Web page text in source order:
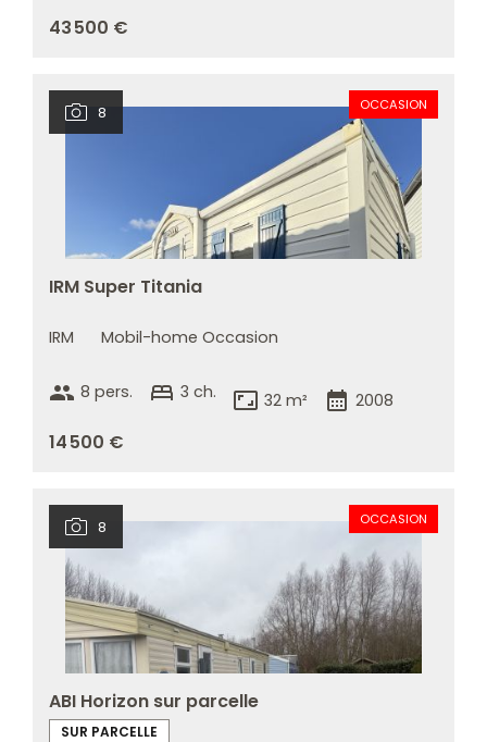
43 500 €
8 OCCASION
IRM Super Titania
IRM Mobil-home Occasion
group 8 pers. bed 3 ch. aspect_ratio 32 m² calendar_month 2008
14 500 €
8 OCCASION
ABI Horizon sur parcelle
SUR PARCELLE